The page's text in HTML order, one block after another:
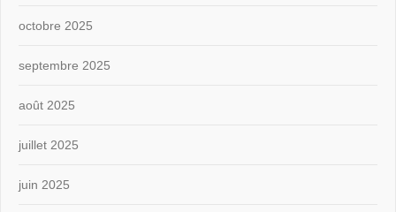
octobre 2025
septembre 2025
août 2025
juillet 2025
juin 2025